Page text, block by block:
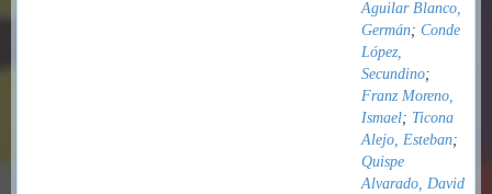
Aguilar Blanco,
Germán; Conde
López,
Secundino;
Franz Moreno,
Ismael; Ticona
Alejo, Esteban;
Quispe
Alvarado, David